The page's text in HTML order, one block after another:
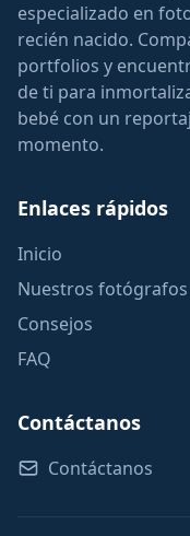
especializado en
recién nacido.
portfolios y
de ti para
bebé con un
momento.
Enlaces rápidos
Inicio
Nuestros fotógrafos
Consejos
FAQ
Contáctanos
Contáctanos